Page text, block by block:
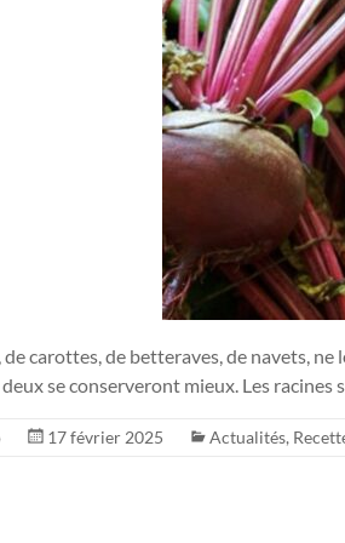
de carottes, de betteraves, de navets,
se conserveront mieux. Les racines
17 février 2025 Actualités,